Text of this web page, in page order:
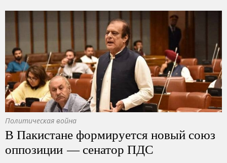
Политическая война
В Пакистане формируется новый союз
оппозиции — сенатор ПДС